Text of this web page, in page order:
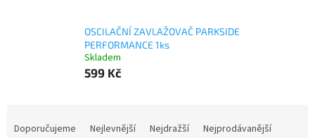
OSCILAČNÍ ZAVLAŽOVAČ PARKSIDE
PERFORMANCE 1ks
Skladem
599 Kč
Doporučujeme Nejlevnější Nejdražší
Nejprodávanější